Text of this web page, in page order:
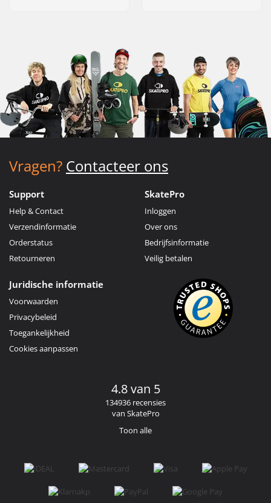
Vragen? Contacteer ons
Support
Help & Contact
Verzendinformatie
Orderstatus
Retourneren
SkatePro
Inloggen
Over ons
Bedrijfsinformatie
Veilig betalen
Juridische informatie
Voorwaarden
Privacybeleid
Toegankelijkheid
Cookies aanpassen
4.8 van 5
134936 recensies
van SkatePro
Toon alle